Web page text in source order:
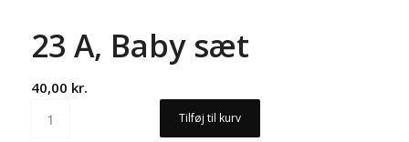
23 A, Baby sæt
40,00 kr.
Tilføj til kurv